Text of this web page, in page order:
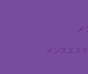
メンズエス